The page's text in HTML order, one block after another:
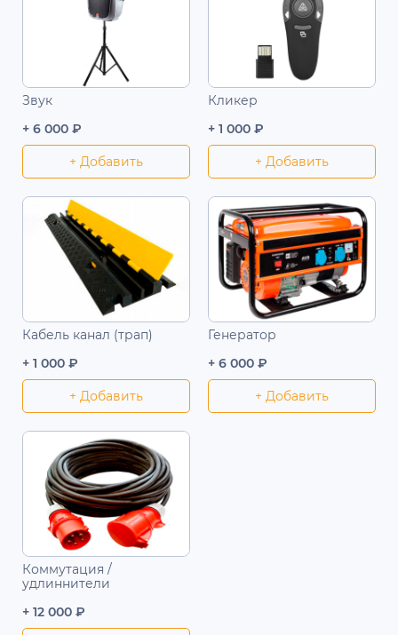
Звук
+ 6 000 ₽
+ Добавить
Кликер
+ 1 000 ₽
+ Добавить
Кабель канал (трап)
+ 1 000 ₽
+ Добавить
Генератор
+ 6 000 ₽
+ Добавить
Коммутация /
удлиннители
+ 12 000 ₽